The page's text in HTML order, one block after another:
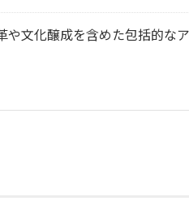
や文化醸成を含めた包括的な